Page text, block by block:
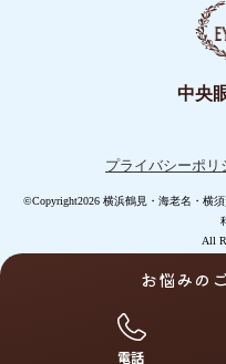
中央
プライバシーポリ
©Copyright2026 横浜鶴見・海老名・横
All
お悩みの
電話